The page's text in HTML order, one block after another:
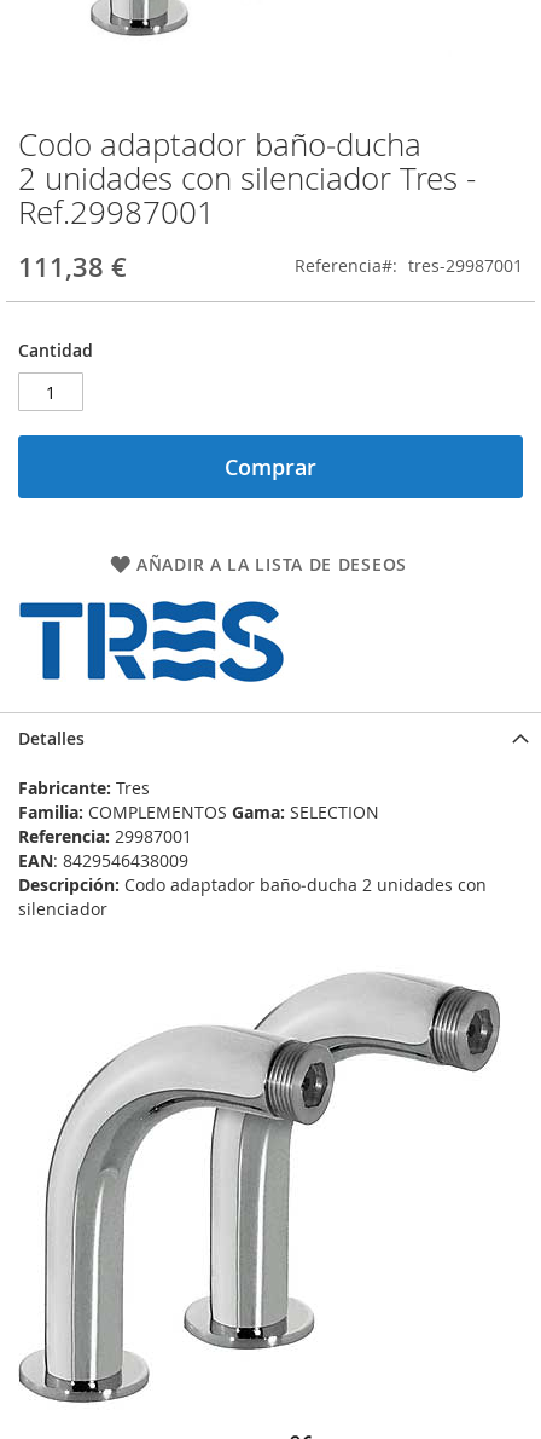
Codo adaptador baño‑ducha
2 unidades con silenciador Tres -
Ref.29987001
111,38 € Referencia tres-29987001
Cantidad
Comprar
AÑADIR A LA LISTA DE DESEOS
Saltar
al
comienzo
de
galería
de
imágenes
Detalles
Fabricante: Tres
Familia: COMPLEMENTOS Gama: SELECTION
Referencia: 29987001
EAN: 8429546438009
Descripción: Codo adaptador baño‑ducha 2 unidades con
silenciador